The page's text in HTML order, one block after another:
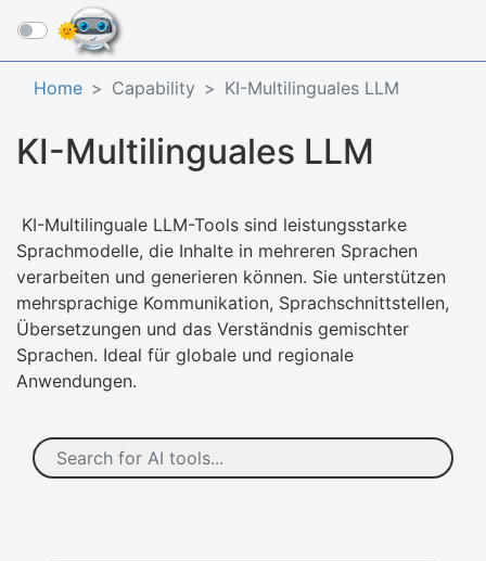
☰
Home Capability KI-Multilinguales LLM
KI-Multilinguales LLM
KI-Multilinguale LLM-Tools sind leistungsstarke
Sprachmodelle, die Inhalte in mehreren Sprachen
verarbeiten und generieren können. Sie unterstützen
mehrsprachige Kommunikation, Sprachschnittstellen,
Übersetzungen und das Verständnis gemischter
Sprachen. Ideal für globale und regionale
Anwendungen.